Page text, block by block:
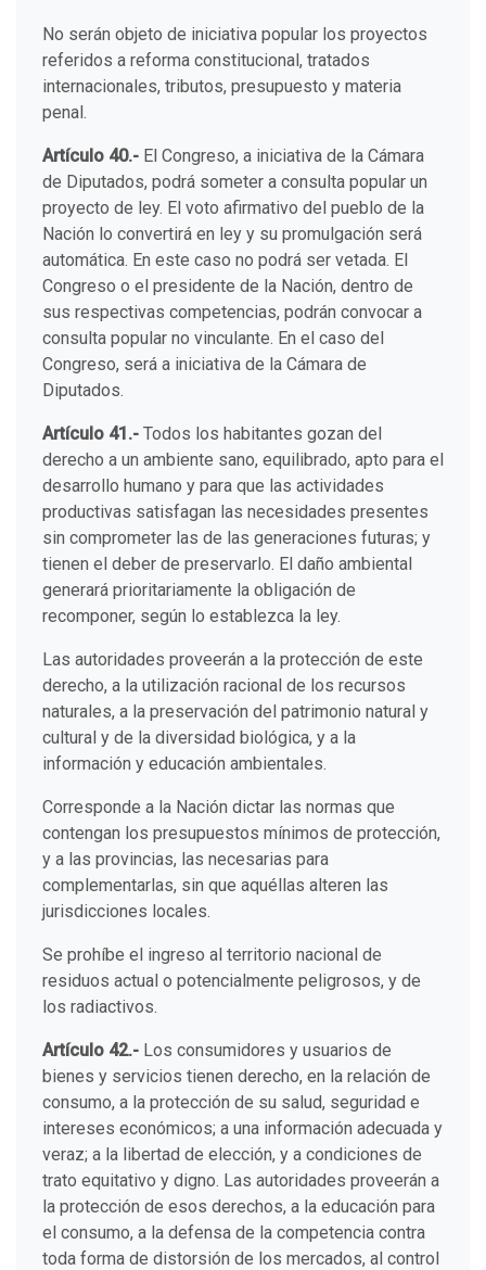
No serán objeto de iniciativa popular los proyectos
referidos a reforma constitucional, tratados
internacionales, tributos, presupuesto y materia
penal.
Artículo 40.- El Congreso, a iniciativa de la Cámara
de Diputados, podrá someter a consulta popular un
proyecto de ley. El voto afirmativo del pueblo de la
Nación lo convertirá en ley y su promulgación será
automática. En este caso no podrá ser vetada. El
Congreso o el presidente de la Nación, dentro de
sus respectivas competencias, podrán convocar a
consulta popular no vinculante. En el caso del
Congreso, será a iniciativa de la Cámara de
Diputados.
Artículo 41.- Todos los habitantes gozan del
derecho a un ambiente sano, equilibrado, apto para el
desarrollo humano y para que las actividades
productivas satisfagan las necesidades presentes
sin comprometer las de las generaciones futuras; y
tienen el deber de preservarlo. El daño ambiental
generará prioritariamente la obligación de
recomponer, según lo establezca la ley.
Las autoridades proveerán a la protección de este
derecho, a la utilización racional de los recursos
naturales, a la preservación del patrimonio natural y
cultural y de la diversidad biológica, y a la
información y educación ambientales.
Corresponde a la Nación dictar las normas que
contengan los presupuestos mínimos de protección,
y a las provincias, las necesarias para
complementarlas, sin que aquéllas alteren las
jurisdicciones locales.
Se prohíbe el ingreso al territorio nacional de
residuos actual o potencialmente peligrosos, y de
los radiactivos.
Artículo 42.- Los consumidores y usuarios de
bienes y servicios tienen derecho, en la relación de
consumo, a la protección de su salud, seguridad e
intereses económicos; a una información adecuada y
veraz; a la libertad de elección, y a condiciones de
trato equitativo y digno. Las autoridades proveerán a
la protección de esos derechos, a la educación para
el consumo, a la defensa de la competencia contra
toda forma de distorsión de los mercados, al control